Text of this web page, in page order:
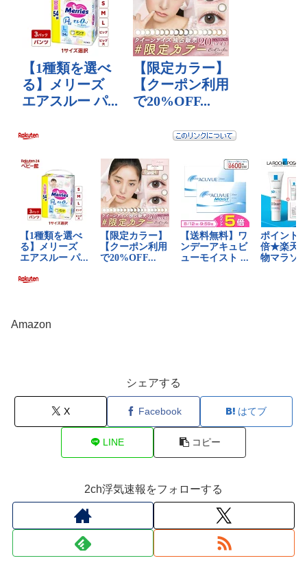
Amazon
シェアする
X Facebook はてブ
LINE コピー
2ch浮気速報をフォローする